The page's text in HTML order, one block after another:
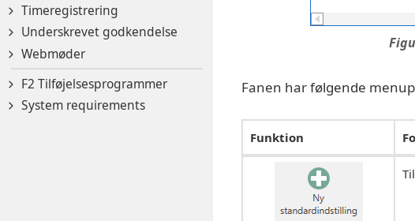
Timeregistrering
Underskrevet godkendelse
Webmøder
F2 Tilføjelsesprogrammer
System requirements
Fanen har følgende
Funktion